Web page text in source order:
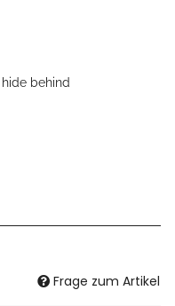
behind
Frage zum Artikel